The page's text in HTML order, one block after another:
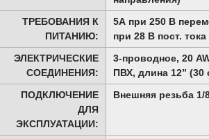
ТРЕБОВАНИЯ К
ПИТАНИЮ:
5А при 250 В
при 28 В пост. тока
ЭЛЕКТРИЧЕСКИЕ
СОЕДИНЕНИЯ:
3-проводное, 20
ПВХ, длина 12” (30
ПОДКЛЮЧЕНИЕ
ДЛЯ
ЭКСПЛУАТАЦИИ:
Внешняя резьба 1/